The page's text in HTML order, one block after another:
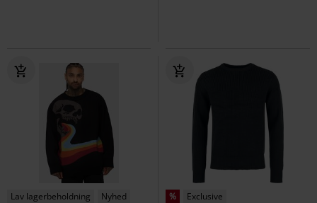
Lav lagerbeholdning Nyhed % Exclusive